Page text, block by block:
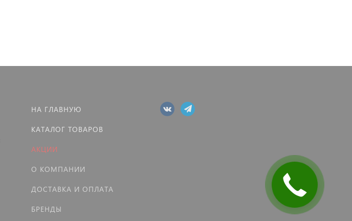
НА ГЛАВНУЮ
КАТАЛОГ ТОВАРОВ
АКЦИИ
О КОМПАНИИ
ДОСТАВКА И ОПЛАТА
БРЕНДЫ